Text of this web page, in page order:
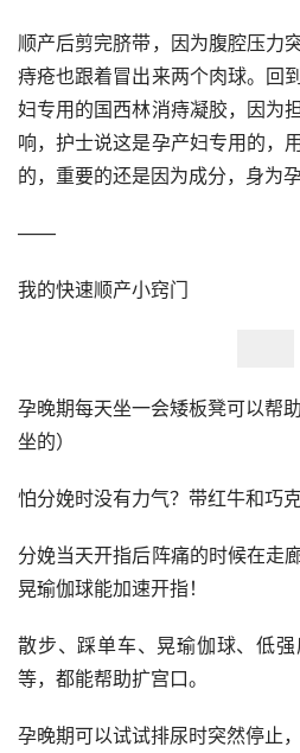
顺产后剪完脐带，因为腹腔压力
痔疮也跟着冒出来两个肉球。回
妇专用的国西林消痔凝胶，因为
响，护士说这是孕产妇专用的，
的，重要的还是因为成分，身为
——
我的快速顺产小窍门
孕晚期每天坐一会矮板凳可以帮
坐的）
怕分娩时没有力气？带红牛和巧
分娩当天开指后阵痛的时候在走
晃瑜伽球能加速开指！
散步、踩单车、晃瑜伽球、低
等，都能帮助扩宫口。
孕晚期可以试试排尿时突然停止